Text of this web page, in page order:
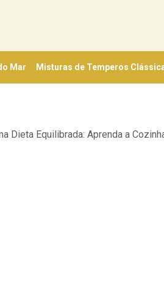
Mar Misturas de Temperos
Dieta Equilibrada: Aprenda a